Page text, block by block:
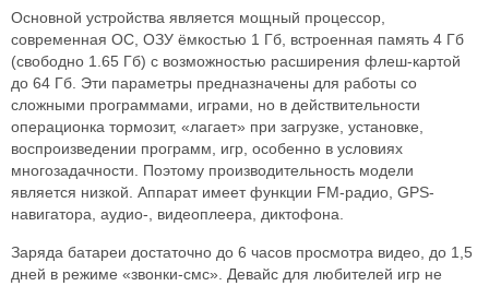
Основной устройства является мощный процессор,
современная ОС, ОЗУ ёмкостью 1 Гб, встроенная память 4 Гб
(свободно 1.65 Гб) с возможностью расширения флеш-картой
до 64 Гб. Эти параметры предназначены для работы со
сложными программами, играми, но в действительности
операционка тормозит, «лагает» при загрузке, установке,
воспроизведении программ, игр, особенно в условиях
многозадачности. Поэтому производительность модели
является низкой. Аппарат имеет функции FM-радио, GPS-
навигатора, аудио-, видеоплеера, диктофона.
Заряда батареи достаточно до 6 часов просмотра видео, до 1,5
дней в режиме «звонки-смс». Девайс для любителей игр не